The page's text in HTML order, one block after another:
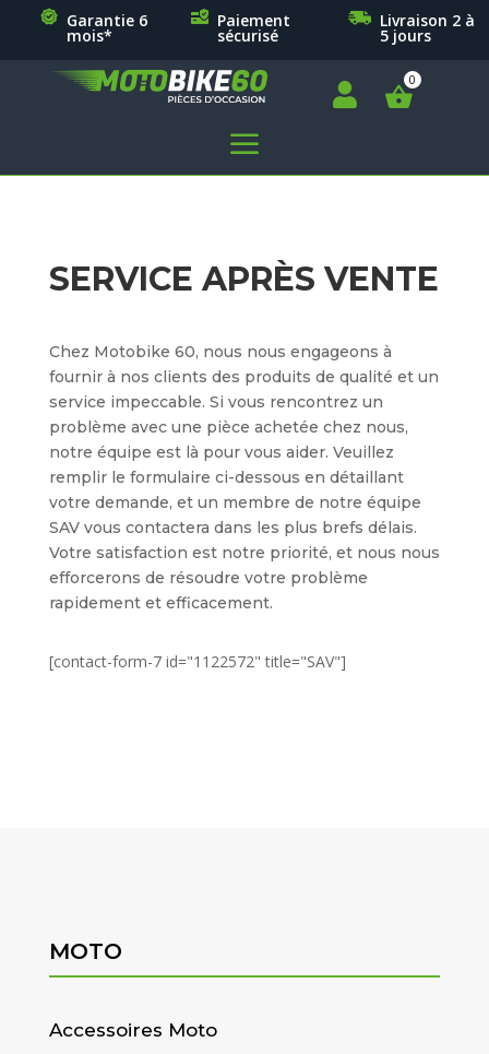
Garantie 6
mois*
Paiement
sécurisé
Livraison 2 à
5 jours

a
SERVICE APRÈS VENTE
Chez Motobike 60, nous nous engageons à
fournir à nos clients des produits de qualité et un
service impeccable. Si vous rencontrez un
problème avec une pièce achetée chez nous,
notre équipe est là pour vous aider. Veuillez
remplir le formulaire ci-dessous en détaillant
votre demande, et un membre de notre équipe
SAV vous contactera dans les plus brefs délais.
Votre satisfaction est notre priorité, et nous nous
efforcerons de résoudre votre problème
rapidement et efficacement.
[contact-form-7 id="1122572" title="SAV"]
MOTO
Accessoires Moto